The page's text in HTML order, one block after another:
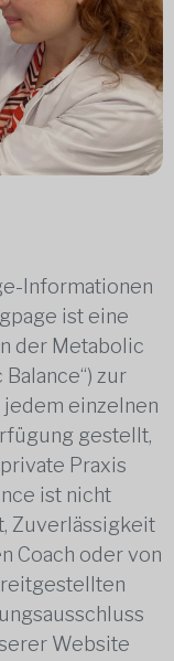
Informationen
ist eine
der Metabolic
Balance“) zur
einzelnen
gestellt,
Praxis
ist nicht
Zuverlässigkeit
Coach oder von
Website